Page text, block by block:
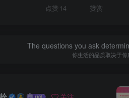
点赞 14 赞赏
The questions you ask
你生活的品质取决于